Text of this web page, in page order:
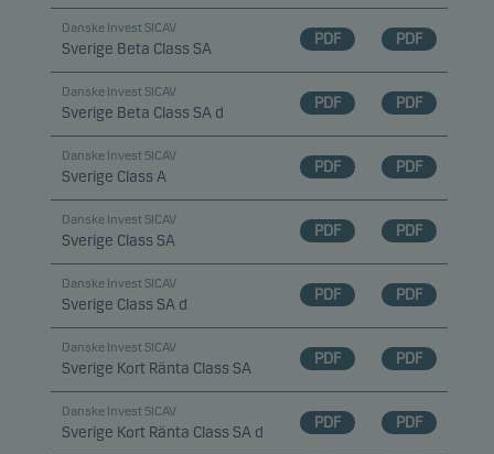
Danske Invest SICAV
Sverige Beta Class SA
PDF PDF
Danske Invest SICAV
Sverige Beta Class SA d
PDF PDF
Danske Invest SICAV
Sverige Class A
PDF PDF
Danske Invest SICAV
Sverige Class SA
PDF PDF
Danske Invest SICAV
Sverige Class SA d
PDF PDF
Danske Invest SICAV
Sverige Kort Ränta Class SA
PDF PDF
Danske Invest SICAV
Sverige Kort Ränta Class SA d
PDF PDF